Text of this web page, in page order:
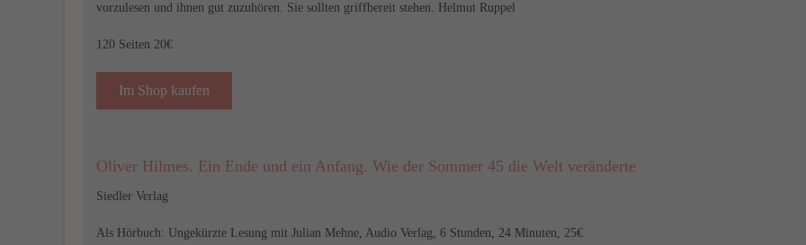
vorzulesen und ihnen gut zuzuhören. Sie sollten griffbereit stehen. Helmut Ruppel
120 Seiten 20€
Im Shop kaufen
Oliver Hilmes. Ein Ende und ein Anfang. Wie der Sommer 45 die Welt veränderte
Siedler Verlag
Als Hörbuch: Ungekürzte Lesung mit Julian Mehne, Audio Verlag, 6 Stunden, 24 Minuten, 25€